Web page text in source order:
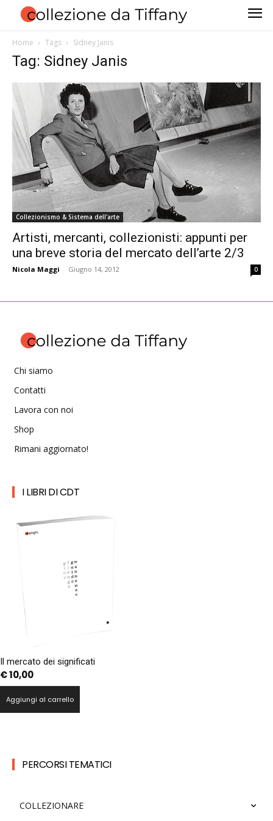
Home Tags Sidney Janis
Tag: Sidney Janis
Collezionismo & Sistema dell'arte
Artisti, mercanti, collezionisti: appunti per
una breve storia del mercato dell’arte 2/3
Nicola Maggi - Giugno 14, 2012 0
Chi siamo
Contatti
Lavora con noi
Shop
Rimani aggiornato!
I LIBRI DI CDT
Il mercato dei significati
€10,00
Aggiungi al carrello
PERCORSI TEMATICI
COLLEZIONARE